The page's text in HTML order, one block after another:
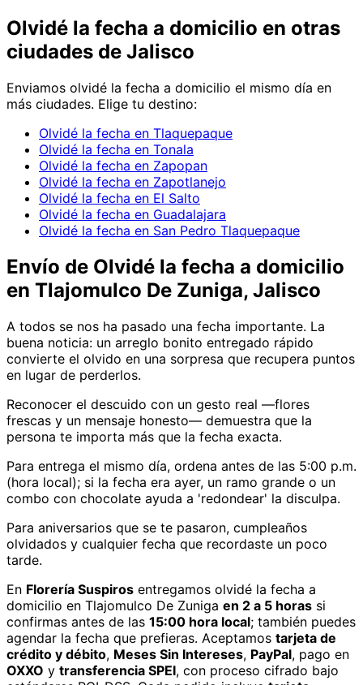
Olvidé la fecha a domicilio en otras
ciudades de Jalisco
Enviamos olvidé la fecha a domicilio el mismo día en
más ciudades. Elige tu destino:
Olvidé la fecha en Tlaquepaque
Olvidé la fecha en Tonala
Olvidé la fecha en Zapopan
Olvidé la fecha en Zapotlanejo
Olvidé la fecha en El Salto
Olvidé la fecha en Guadalajara
Olvidé la fecha en San Pedro Tlaquepaque
Envío de Olvidé la fecha a domicilio
en Tlajomulco De Zuniga, Jalisco
A todos se nos ha pasado una fecha importante. La
buena noticia: un arreglo bonito entregado rápido
convierte el olvido en una sorpresa que recupera puntos
en lugar de perderlos.
Reconocer el descuido con un gesto real —flores
frescas y un mensaje honesto— demuestra que la
persona te importa más que la fecha exacta.
Para entrega el mismo día, ordena antes de las 5:00 p.m.
(hora local); si la fecha era ayer, un ramo grande o un
combo con chocolate ayuda a 'redondear' la disculpa.
Para aniversarios que se te pasaron, cumpleaños
olvidados y cualquier fecha que recordaste un poco
tarde.
En Florería Suspiros entregamos olvidé la fecha a
domicilio en Tlajomulco De Zuniga en 2 a 5 horas si
confirmas antes de las 15:00 hora local; también puedes
agendar la fecha que prefieras. Aceptamos tarjeta de
crédito y débito, Meses Sin Intereses, PayPal, pago en
OXXO y transferencia SPEI, con proceso cifrado bajo